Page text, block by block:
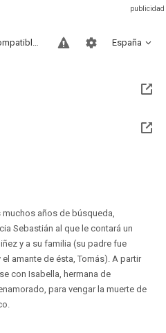
España
Sitios compatibles
años de búsqueda,
Sebastián al que le contará un
y a su familia (su padre fue
amante de ésta, Tomás). A partir
con Isabella, hermana de
para vengar la muerte de